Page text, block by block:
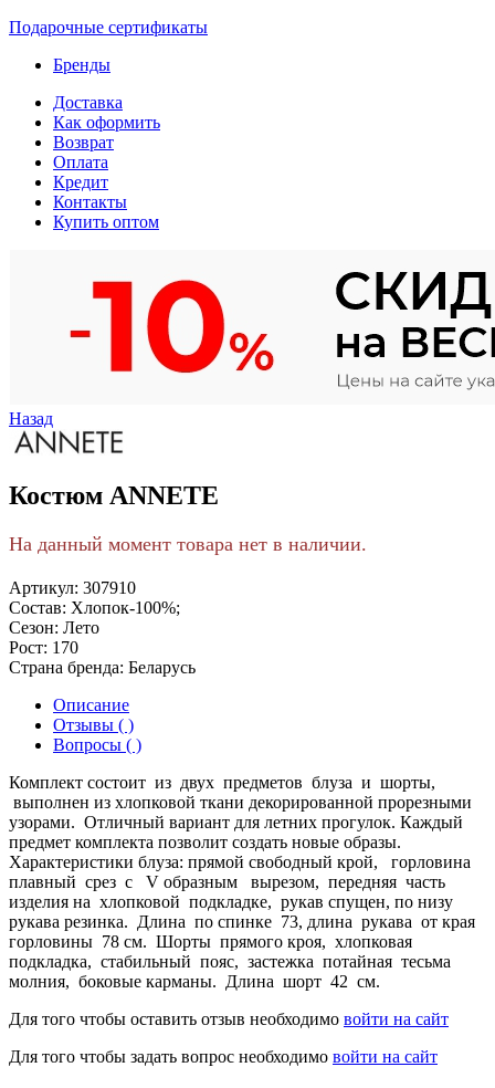
Подарочные сертификаты
Бренды
Доставка
Как оформить
Возврат
Оплата
Кредит
Контакты
Купить оптом
Назад
Костюм ANNETE
На данный момент товара нет в наличии.
Артикул: 307910
Состав: Хлопок-100%;
Сезон: Лето
Рост: 170
Страна бренда: Беларусь
Описание
Отзывы ( )
Вопросы ( )
Комплект состоит из двух предметов блуза и шорты,
выполнен из хлопковой ткани декорированной прорезными
узорами. Отличный вариант для летних прогулок. Каждый
предмет комплекта позволит создать новые образы.
Характеристики блуза: прямой свободный крой, горловина
плавный срез с V образным вырезом, передняя часть
изделия на хлопковой подкладке, рукав спущен, по низу
рукава резинка. Длина по спинке 73, длина рукава от края
горловины 78 см. Шорты прямого кроя, хлопковая
подкладка, стабильный пояс, застежка потайная тесьма
молния, боковые карманы. Длина шорт 42 см.
Для того чтобы оставить отзыв необходимо войти на сайт
Для того чтобы задать вопрос необходимо войти на сайт